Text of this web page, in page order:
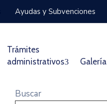
Ayudas y Subvenciones
Trámites
administrativos
Galería
Buscar